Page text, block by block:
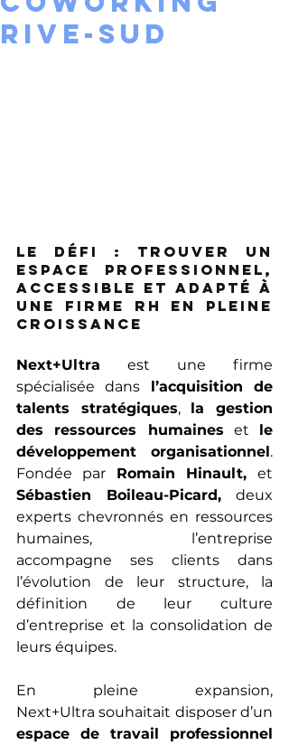
Rive-Sud
Le défi : Trouver un
espace professionnel,
accessible et adapté à
une firme RH en pleine
croissance
Next+Ultra est une firme
spécialisée dans l’acquisition de
talents stratégiques, la gestion
des ressources humaines et le
développement organisationnel.
Fondée par Romain Hinault,
Sébastien Boileau-Picard, deux
experts chevronnés en ressources
humaines, l’entreprise
accompagne ses clients dans
l’évolution de leur structure, la
définition de leur culture
d’entreprise et la consolidation de
leurs équipes.
En pleine expansion,
espace de travail professionnel